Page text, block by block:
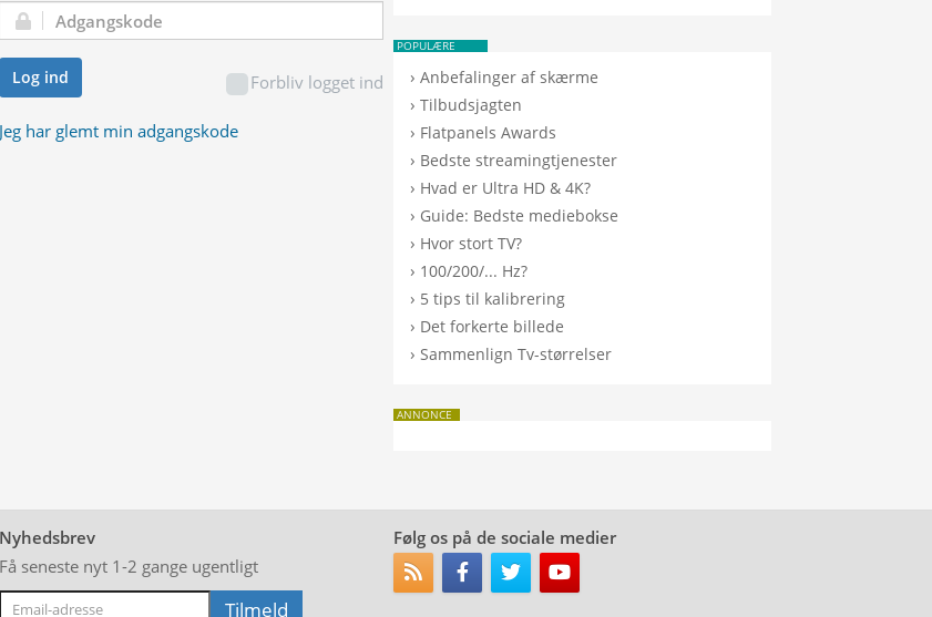
Adgangskode:
Forbliv logget ind
Log ind
Jeg har glemt min adgangskode
POPULÆRE
›Anbefalinger af skærme
›Tilbudsjagten
› Flatpanels Awards
› Bedste streamingtjenester
› Hvad er Ultra HD & 4K?
› Guide: Bedste mediebokse
› Hvor stort TV?
› 100/200/... Hz?
› 5 tips til kalibrering
› Det forkerte billede
›Sammenlign Tv-størrelser
ANNONCE
Nyhedsbrev
Få seneste nyt 1-2 gange ugentligt
Følg os på de sociale medier